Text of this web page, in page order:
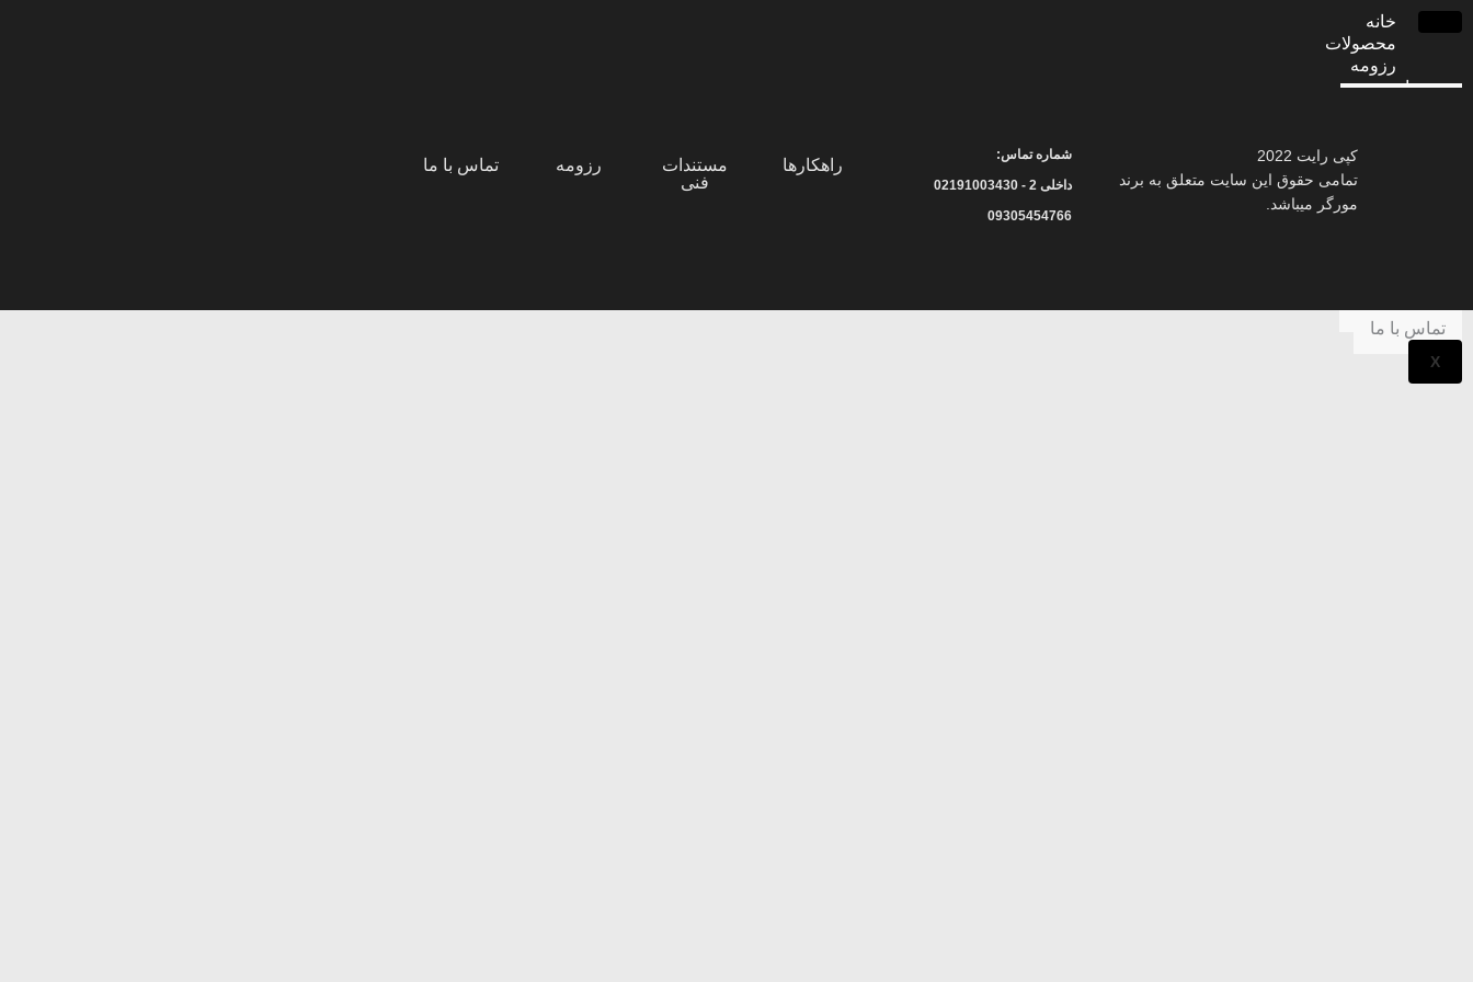
خانه
محصولات
رزومه
خدمات
خانواده مورگر
اخبار شرکت
تماس با ما
X
کپی رایت 2022
تمامی حقوق این سایت متعلق به برند
مورگر میباشد.
شماره تماس:
داخلی 2 - 02191003430
09305454766
راهکارها
مستندات
فنی
رزومه تماس با ما